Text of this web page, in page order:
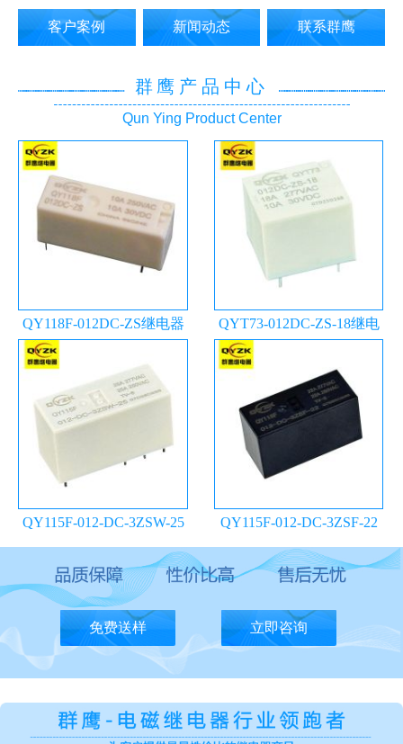
客户案例 新闻动态 联系群鹰
群鹰产品中心
Qun Ying Product Center
QY118F-012DC-ZS继电器
QYT73-012DC-ZS-18继电
QY115F-012-DC-3ZSW-25
继电器
QY115F-012-DC-3ZSF-22
继电器
免费送样 立即咨询